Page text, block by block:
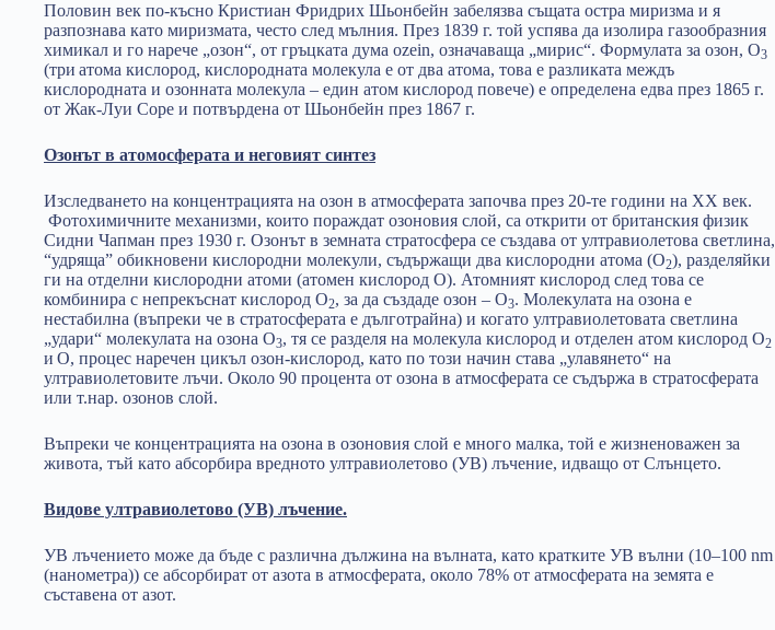
Половин век по-късно Кристиан Фридрих Шьонбейн забелязва същата остра миризма и я
разпознава като миризмата, често след мълния. През 1839 г. той успява да изолира газообразния
химикал и го нарече „озон“, от гръцката дума ozein, означаваща „мирис“. Формулата за озон, O3
(три атома кислород, кислородната молекула е от два атома, това е разликата междъ
кислородната и озонната молекула – един атом кислород повече) е определена едва през 1865 г.
от Жак-Луи Соре и потвърдена от Шьонбейн през 1867 г.
Озонът в атомосферата и неговият синтез
Изследването на концентрацията на озон в атмосферата започва през 20-те години на XX век.
Фотохимичните механизми, които пораждат озоновия слой, са открити от британския физик
Сидни Чапман през 1930 г. Озонът в земната стратосфера се създава от ултравиолетова светлина,
“удряща” обикновени кислородни молекули, съдържащи два кислородни атома (O2), разделяйки
ги на отделни кислородни атоми (aтомен кислород O). Атомният кислород след това се
комбинира с непрекъснат кислород O2, за да създаде озон – O3. Молекулата на озона е
нестабилна (въпреки че в стратосферата е дълготрайна) и когато ултравиолетовата светлина
„удари“ молекулата на озона O3, тя се разделя на молекула кислород и отделен атом кислород O2
и O, процес наречен цикъл озон-кислород, като по този начин става „улавянето“ на
ултравиолетовите лъчи. Около 90 процента от озона в атмосферата се съдържа в стратосферата
или т.нар. озонов слой.
Въпреки че концентрацията на озона в озоновия слой е много малка, той е жизненоважен за
живота, тъй като абсорбира вредното ултравиолетово (УВ) лъчение, идващо от Слънцето.
Видове ултравиолетово (УВ) лъчение.
УВ лъчението може да бъде с различна дължина на вълната, като кратките УВ вълни (10–100 nm
(нанометра)) се абсорбират от азота в атмосферата, около 78% от атмосферата на земята е
съставена от азот.